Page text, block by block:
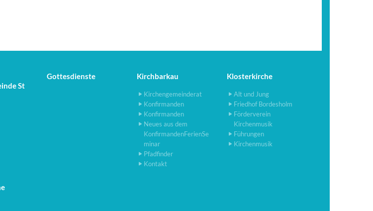
St
Gottesdienste Kirchbarkau
Kirchengemeinderat
Konfirmanden
Konfirmanden
Neues aus dem
KonfirmandenFerienSe
minar
Pfadfinder
Kontakt
Klosterkirche
Alt und Jung
Friedhof Bordesholm
Förderverein
Kirchenmusik
Führungen
Kirchenmusik